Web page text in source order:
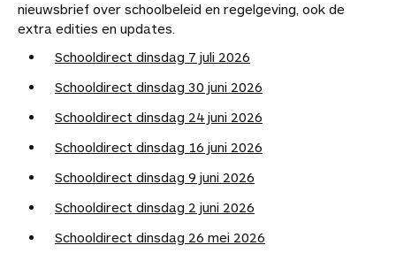
nieuwsbrief over schoolbeleid en regelgeving, ook de
extra edities en updates.
Schooldirect dinsdag 7 juli 2026
Schooldirect dinsdag 30 juni 2026
Schooldirect dinsdag 24 juni 2026
Schooldirect dinsdag 16 juni 2026
Schooldirect dinsdag 9 juni 2026
Schooldirect dinsdag 2 juni 2026
Schooldirect dinsdag 26 mei 2026